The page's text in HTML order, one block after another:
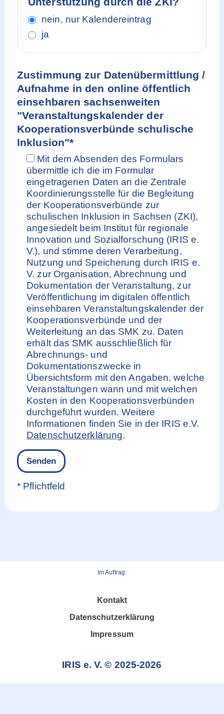
nein, nur Kalendereintrag
ja
Zustimmung zur Datenübermittlung /
Aufnahme in den online öffentlich
einsehbaren sachsenweiten
"Veranstaltungskalender der
Kooperationsverbünde schulische
Inklusion"*
Mit dem Absenden des Formulars
übermittle ich die im Formular
eingetragenen Daten an die Zentrale
Koordinierungsstelle für die Begleitung
der Kooperationsverbünde zur
schulischen Inklusion in Sachsen (ZKI),
angesiedelt beim Institut für regionale
Innovation und Sozialforschung (IRIS e.
V.), und stimme deren Verarbeitung,
Nutzung und Speicherung durch IRIS e.
V. zur Organisation, Abrechnung und
Dokumentation der Veranstaltung, zur
Veröffentlichung im digitalen öffentlich
einsehbaren Veranstaltungskalender der
Kooperationsverbünde und der
Weiterleitung an das SMK zu. Daten
erhält das SMK ausschließlich für
Abrechnungs- und
Dokumentationszwecke in
Übersichtsform mit den Angaben, welche
Veranstaltungen wann und mit welchen
Kosten in den Kooperationsverbünden
durchgeführt wurden. Weitere
Informationen finden Sie in der IRIS e.V.
Datenschutzerklärung.
* Pflichtfeld
Im Auftrag:
Kontakt
Datenschutzerklärung
Impressum
IRIS e. V. © 2025-2026